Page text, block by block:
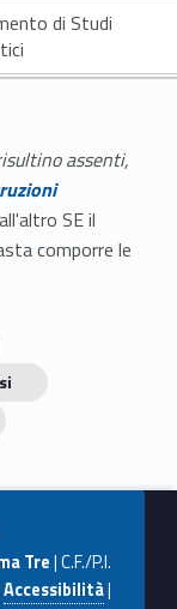
di Studi
assenti,
SE il
comporre le
Tre| C.F./P.I.
Accessibilità|